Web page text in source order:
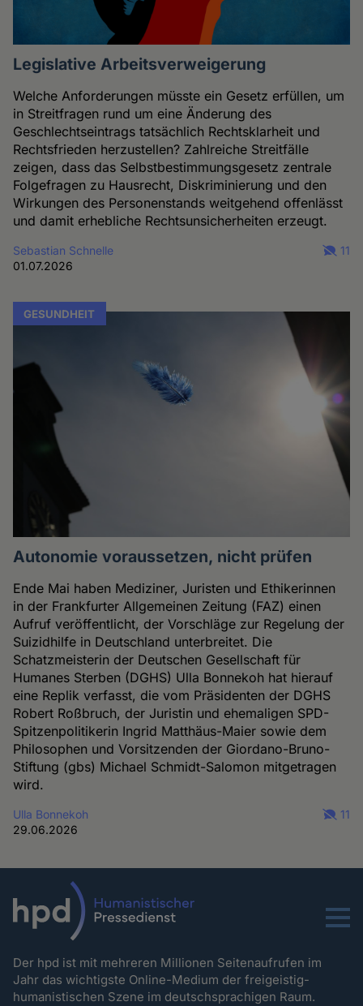
Legislative Arbeitsverweigerung
Welche Anforderungen müsste ein Gesetz erfüllen, um
in Streitfragen rund um eine Änderung des
Geschlechtseintrags tatsächlich Rechtsklarheit und
Rechtsfrieden herzustellen? Zahlreiche Streitfälle
zeigen, dass das Selbstbestimmungsgesetz zentrale
Folgefragen zu Hausrecht, Diskriminierung und den
Wirkungen des Personenstands weitgehend offenlässt
und damit erhebliche Rechtsunsicherheiten erzeugt.
Sebastian Schnelle
01.07.2026
11
GESUNDHEIT
Autonomie voraussetzen, nicht prüfen
Ende Mai haben Mediziner, Juristen und Ethikerinnen
in der Frankfurter Allgemeinen Zeitung (FAZ) einen
Aufruf veröffentlicht, der Vorschläge zur Regelung der
Suizidhilfe in Deutschland unterbreitet. Die
Schatzmeisterin der Deutschen Gesellschaft für
Humanes Sterben (DGHS) Ulla Bonnekoh hat hierauf
eine Replik verfasst, die vom Präsidenten der DGHS
Robert Roßbruch, der Juristin und ehemaligen SPD-
Spitzenpolitikerin Ingrid Matthäus-Maier sowie dem
Philosophen und Vorsitzenden der Giordano-Bruno-
Stiftung (gbs) Michael Schmidt-Salomon mitgetragen
wird.
Ulla Bonnekoh
29.06.2026
11
Menu
Der hpd ist mit mehreren Millionen Seitenaufrufen im
Jahr das wichtigste Online-Medium der freigeistig-
humanistischen Szene im deutschsprachigen Raum.